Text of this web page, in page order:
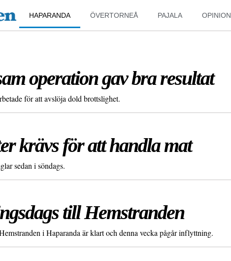
HAPARANDA ÖVERTORNEÅ PAJALA OPINION
operation gav bra resultat
för att avslöja dold brottslighet.
krävs för att handla mat
sedan i söndags.
till Hemstranden
i Haparanda är klart och denna vecka pågår inflyttning.